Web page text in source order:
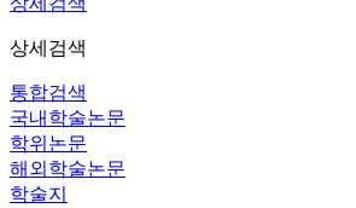
상세검색
통합검색
국내학술논문
학위논문
해외학술논문
학술지